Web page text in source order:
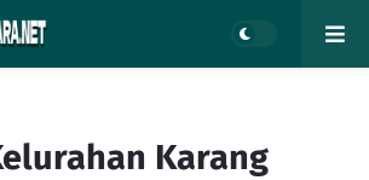
Karang